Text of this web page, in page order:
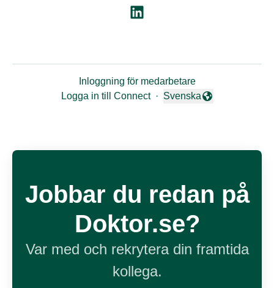
Inloggning för medarbetare
Logga in till Connect ·
Byt språk
Svenska
Jobbar du redan på
Doktor.se?
Var med och rekrytera din framtida
kollega.